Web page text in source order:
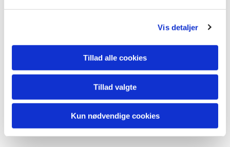
Vis detaljer
Tillad alle cookies
Tillad valgte
Kun nødvendige cookies